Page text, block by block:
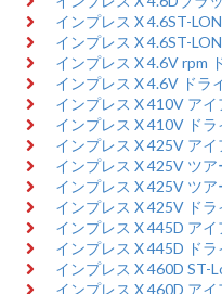
インプレス X 4.6ST-
インプレス X 4.6ST-
インプレス X 4.6V rpm
インプレス X 4.6V ドラ
インプレス X 410V ア
インプレス X 410V ド
インプレス X 425V ア
インプレス X 425V ツ
インプレス X 425V ツ
インプレス X 425V ド
インプレス X 445D ア
インプレス X 445D ド
インプレス X 460D ST-
インプレス X 460D ア